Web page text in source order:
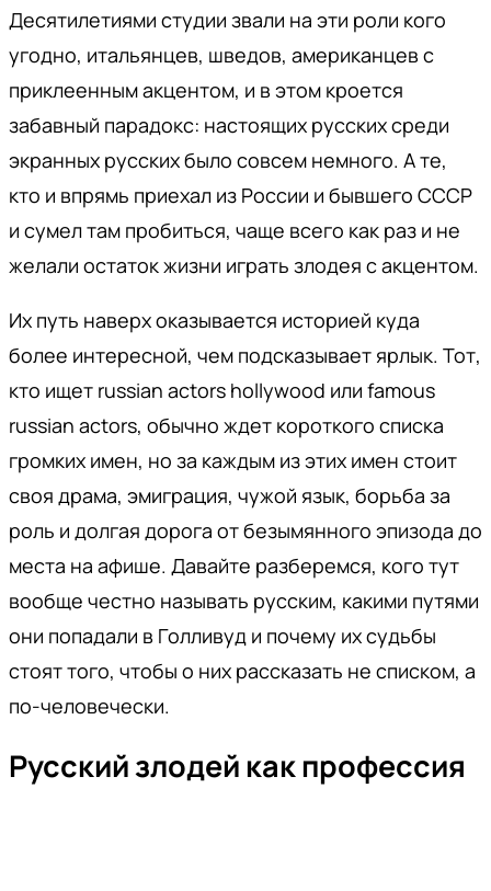
Десятилетиями студии звали на эти роли кого
угодно, итальянцев, шведов, американцев с
приклеенным акцентом, и в этом кроется
забавный парадокс: настоящих русских среди
экранных русских было совсем немного. А те,
кто и впрямь приехал из России и бывшего СССР
и сумел там пробиться, чаще всего как раз и не
желали остаток жизни играть злодея с акцентом.
Их путь наверх оказывается историей куда
более интересной, чем подсказывает ярлык. Тот,
кто ищет russian actors hollywood или famous
russian actors, обычно ждет короткого списка
громких имен, но за каждым из этих имен стоит
своя драма, эмиграция, чужой язык, борьба за
роль и долгая дорога от безымянного эпизода до
места на афише. Давайте разберемся, кого тут
вообще честно называть русским, какими путями
они попадали в Голливуд и почему их судьбы
стоят того, чтобы о них рассказать не списком, а
по-человечески.
Русский злодей как профессия